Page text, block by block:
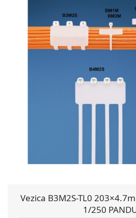
Vezica B3M2S-TL0
1/250